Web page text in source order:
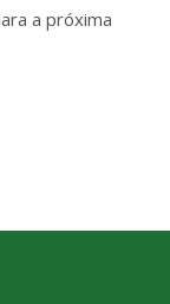
a próxima